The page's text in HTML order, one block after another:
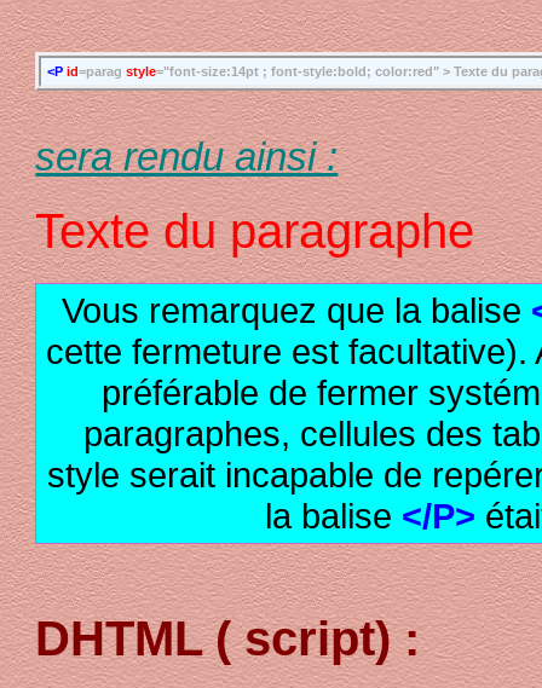
<P id=paragstyle="font-size:14pt ; font-style:bold; color:red" > Texte du
sera rendu ainsi :
Texte du paragraphe
Vous remarquez que la balise
cette fermeture est facultative).
préférable de fermer
paragraphes, cellules des
style serait incapable de
la balise </P>
DHTML ( script) :